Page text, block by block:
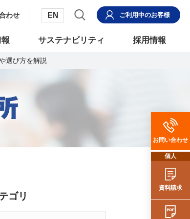
わせ EN ご利用中のお客様
サステナビリティ 採用情報
選び方を解説
ゴリ
お問い合わせ
個人
資料請求